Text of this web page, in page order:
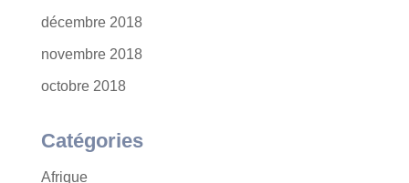
décembre 2018
novembre 2018
octobre 2018
Catégories
Afrique